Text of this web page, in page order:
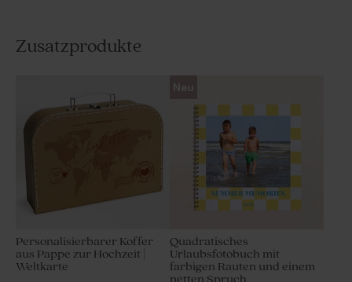
Zusatzprodukte
Personalisierbarer Koffer
aus Pappe zur Hochzeit |
Weltkarte
Neu
Quadratisches
Urlaubsfotobuch mit
farbigen Rauten und einem